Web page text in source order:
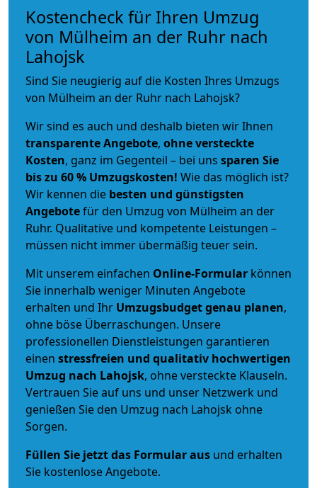
Kostencheck für Ihren Umzug
von Mülheim an der Ruhr nach
Lahojsk
Sind Sie neugierig auf die Kosten Ihres Umzugs
von Mülheim an der Ruhr nach Lahojsk?
Wir sind es auch und deshalb bieten wir Ihnen
transparente Angebote, ohne versteckte
Kosten, ganz im Gegenteil – bei uns sparen Sie
bis zu 60 % Umzugskosten! Wie das möglich ist?
Wir kennen die besten und günstigsten
Angebotefür den Umzug von Mülheim an der
Ruhr. Qualitative und kompetente Leistungen –
müssen nicht immer übermäßig teuer sein.
Mit unserem einfachen Online-Formular können
Sie innerhalb weniger Minuten Angebote
erhalten und Ihr Umzugsbudgetgenau planen,
ohne böse Überraschungen. Unsere
professionellen Dienstleistungen garantieren
einen stressfreien und qualitativ hochwertigen
Umzug nach Lahojsk, ohne versteckte Klauseln.
Vertrauen Sie auf uns und unser Netzwerk und
genießen Sie den Umzug nach Lahojsk ohne
Sorgen.
Füllen Sie jetzt das Formular aus und erhalten
Sie kostenlose Angebote.